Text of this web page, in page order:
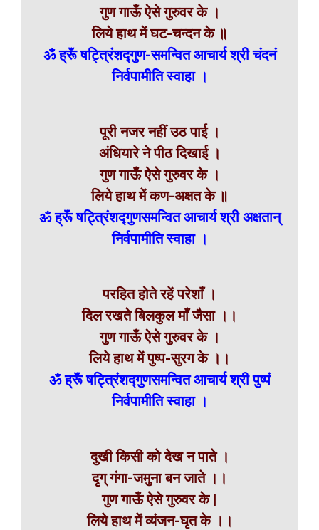
गुण गाऊँ ऐसे गुरुवर के ।
लिये हाथ में घट-चन्दन के ॥
ॐ ह्रूॅं षट्त्रिंशद्गुण-समन्वित आचार्य श्री चंदनं
निर्वपामीति स्वाहा ।
पूरी नजर नहीं उठ पाई ।
अंधियारे ने पीठ दिखाई ।
गुण गाऊँ ऐसे गुरुवर के ।
लिये हाथ में कण-अक्षत के ॥
ॐ ह्रूॅं षट्त्रिंशद्गुणसमन्वित आचार्य श्री अक्षतान्
निर्वपामीति स्वाहा ।
परहित होते रहें परेशाँ ।
दिल रखते बिलकुल माँ जैसा ।।
गुण गाऊँ ऐसे गुरुवर के ।
लिये हाथ में पुष्प-सुरग के ।।
ॐ ह्रूॅं षट्त्रिंशद्गुणसमन्वित आचार्य श्री पुष्पं
निर्वपामीति स्वाहा ।
दुखी किसी को देख न पाते ।
दृग् गंगा-जमुना बन जाते ।।
गुण गाऊँ ऐसे गुरुवर के |
लिये हाथ में व्यंजन-घृत के ।।